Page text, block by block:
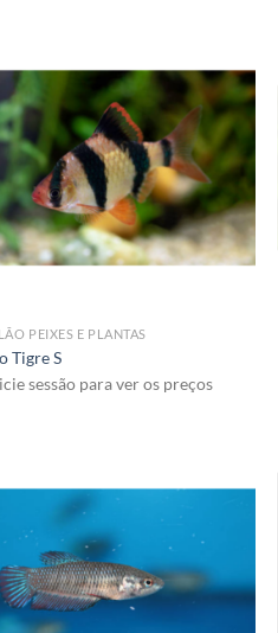
PEIXES E PLANTAS
Tigre S
sessão para ver os preços